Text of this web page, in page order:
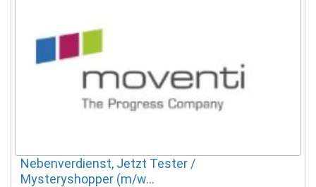
Nebenverdienst, Jetzt Tester /
Mysteryshopper (m/w...